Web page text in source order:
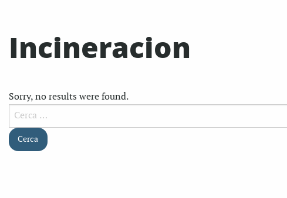
Incineracion
Sorry, no results were found.
Cerca: